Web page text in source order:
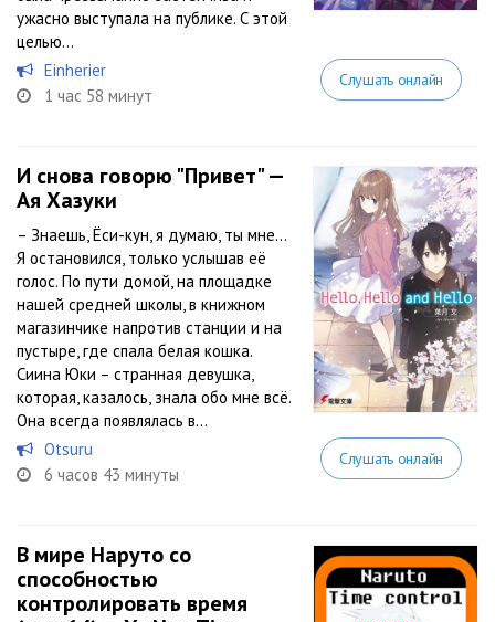
ужасно выступала на публике. С этой
целью...
Einherier
1 час 58 минут
Слушать онлайн
И снова говорю "Привет" —
Ая Хазуки
– Знаешь, Ёси-кун, я думаю, ты мне…
Я остановился, только услышав её
голос. По пути домой, на площадке
нашей средней школы, в книжном
магазинчике напротив станции и на
пустыре, где спала белая кошка.
Сиина Юки – странная девушка,
которая, казалось, знала обо мне всё.
Она всегда появлялась в...
Otsuru
6 часов 43 минуты
Слушать онлайн
В мире Наруто со
способностью
контролировать время